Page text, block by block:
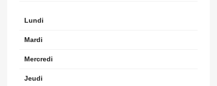
Lundi
Mardi
Mercredi
Jeudi